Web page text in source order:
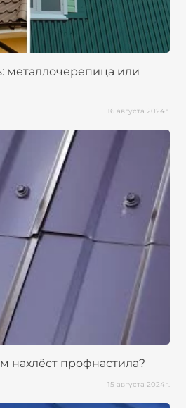
металлочерепица или
16 августа 2024г.
нахлёст профнастила?
15 августа 2024г.